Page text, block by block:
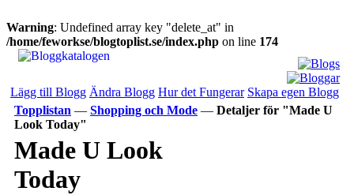
Warning: Undefined array key "delete_at" in
/home/feworkse/blogtoplist.se/index.php on line 174
Lägg till Blogg Ändra Blogg Hur det Fungerar Skapa egen Blogg
Topplistan — Shopping och Mode — Detaljer för "Made U
Look Today"
Made U Look
Today